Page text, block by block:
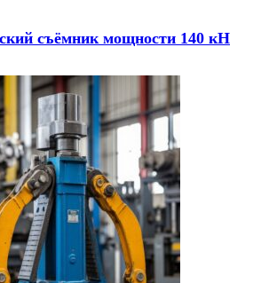
съёмник мощности 140 кН